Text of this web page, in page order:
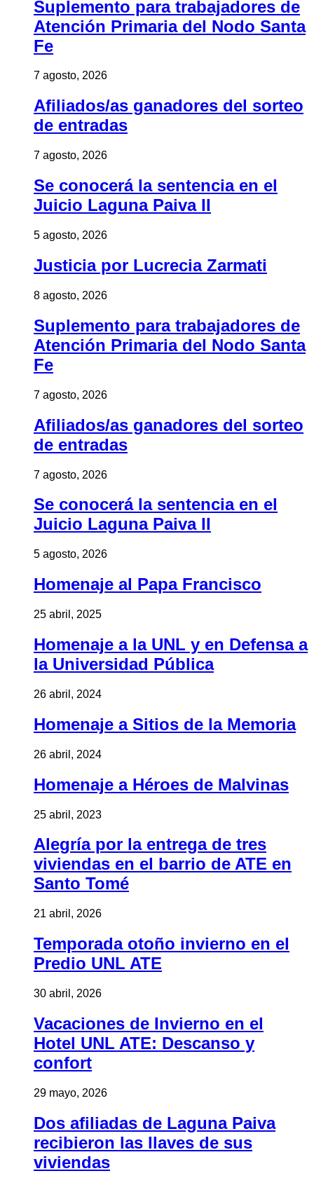
Suplemento para trabajadores de
Atención Primaria del Nodo Santa
Fe
7 agosto, 2026
Afiliados/as ganadores del sorteo
de entradas
7 agosto, 2026
Se conocerá la sentencia en el
Juicio Laguna Paiva II
5 agosto, 2026
Justicia por Lucrecia Zarmati
8 agosto, 2026
Suplemento para trabajadores de
Atención Primaria del Nodo Santa
Fe
7 agosto, 2026
Afiliados/as ganadores del sorteo
de entradas
7 agosto, 2026
Se conocerá la sentencia en el
Juicio Laguna Paiva II
5 agosto, 2026
Homenaje al Papa Francisco
25 abril, 2025
Homenaje a la UNL y en Defensa a
la Universidad Pública
26 abril, 2024
Homenaje a Sitios de la Memoria
26 abril, 2024
Homenaje a Héroes de Malvinas
25 abril, 2023
Alegría por la entrega de tres
viviendas en el barrio de ATE en
Santo Tomé
21 abril, 2026
Temporada otoño invierno en el
Predio UNL ATE
30 abril, 2026
Vacaciones de Invierno en el
Hotel UNL ATE: Descanso y
confort
29 mayo, 2026
Dos afiliadas de Laguna Paiva
recibieron las llaves de sus
viviendas